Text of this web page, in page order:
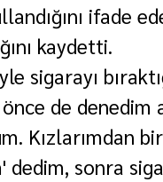
ifade
kaydetti.
sigarayı
önce de
Kızlarımdan
dedim, sonra